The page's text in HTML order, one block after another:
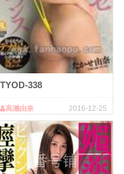
TYOD-338
2016-12-25
高濑由奈